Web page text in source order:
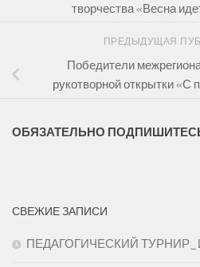
творчества «Весна
ПРЕДЫДУЩАЯ
Победители
рукотворной открытки «С
ОБЯЗАТЕЛЬНО
СВЕЖИЕ ЗАПИСИ
ПЕДАГОГИЧЕСКИЙ